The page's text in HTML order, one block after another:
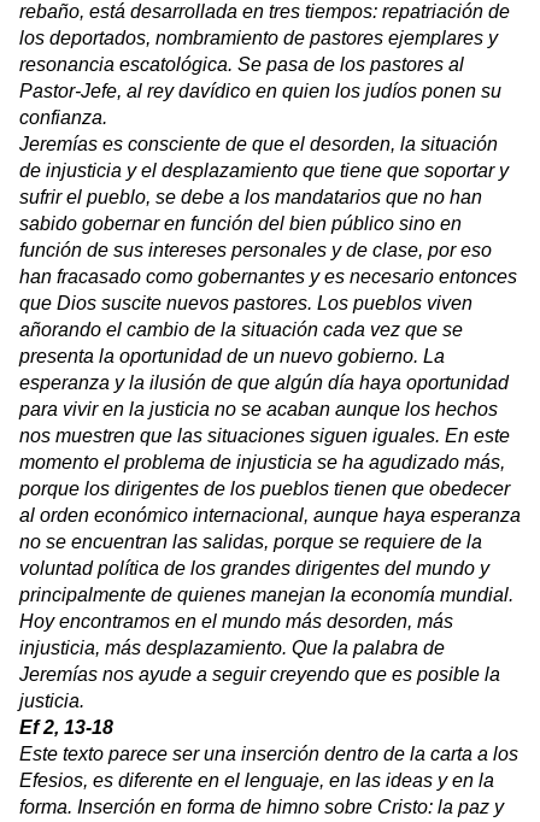
rebaño, está desarrollada en tres tiempos: repatriación de
los deportados, nombramiento de pastores ejemplares y
resonancia escatológica. Se pasa de los pastores al
Pastor-Jefe, al rey davídico en quien los judíos ponen su
confianza.
Jeremías es consciente de que el desorden, la situación
de injusticia y el desplazamiento que tiene que soportar y
sufrir el pueblo, se debe a los mandatarios que no han
sabido gobernar en función del bien público sino en
función de sus intereses personales y de clase, por eso
han fracasado como gobernantes y es necesario entonces
que Dios suscite nuevos pastores. Los pueblos viven
añorando el cambio de la situación cada vez que se
presenta la oportunidad de un nuevo gobierno. La
esperanza y la ilusión de que algún día haya oportunidad
para vivir en la justicia no se acaban aunque los hechos
nos muestren que las situaciones siguen iguales. En este
momento el problema de injusticia se ha agudizado más,
porque los dirigentes de los pueblos tienen que obedecer
al orden económico internacional, aunque haya esperanza
no se encuentran las salidas, porque se requiere de la
voluntad política de los grandes dirigentes del mundo y
principalmente de quienes manejan la economía mundial.
Hoy encontramos en el mundo más desorden, más
injusticia, más desplazamiento. Que la palabra de
Jeremías nos ayude a seguir creyendo que es posible la
justicia.
Ef 2, 13-18
Este texto parece ser una inserción dentro de la carta a los
Efesios, es diferente en el lenguaje, en las ideas y en la
forma. Inserción en forma de himno sobre Cristo: la paz y